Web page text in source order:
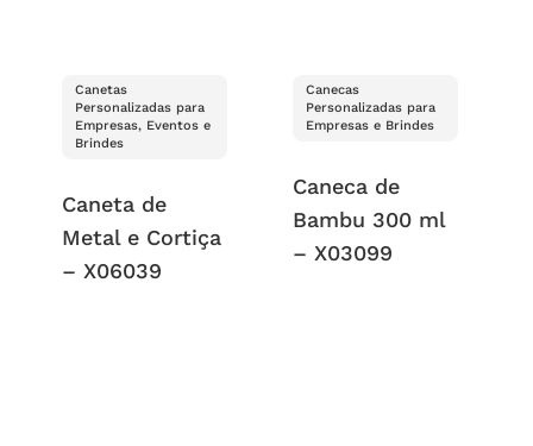
Canetas
Personalizadas para
Empresas, Eventos e
Brindes
Caneta de
Metal e Cortiça
– X06039
Canecas
Personalizadas para
Empresas e Brindes
Caneca de
Bambu 300 ml
– X03099